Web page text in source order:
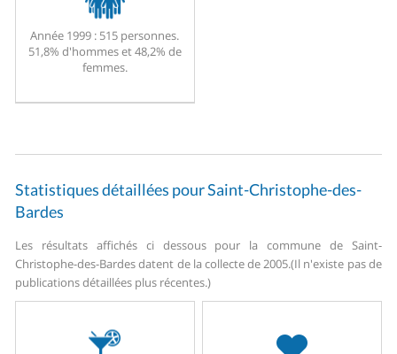
Année 1999 : 515 personnes.
51,8% d'hommes et 48,2% de
femmes.
Statistiques détaillées pour Saint-Christophe-des-
Bardes
Les résultats affichés ci dessous pour la commune de Saint-
Christophe-des-Bardes datent de la collecte de 2005.(Il n'existe pas de
publications détaillées plus récentes.)